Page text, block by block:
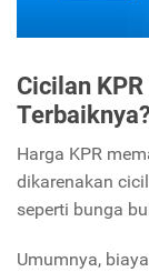
Cicilan
Terbaiknya?
Harga KPR
dikarenakan
seperti bunga
Umumnya,